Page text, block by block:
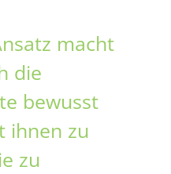
macht
die
bewusst
ihnen zu
zu